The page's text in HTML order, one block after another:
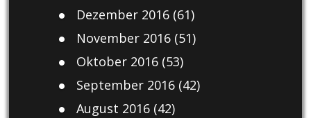
Dezember 2016(61)
November 2016(51)
Oktober 2016(53)
September 2016(42)
August 2016(42)